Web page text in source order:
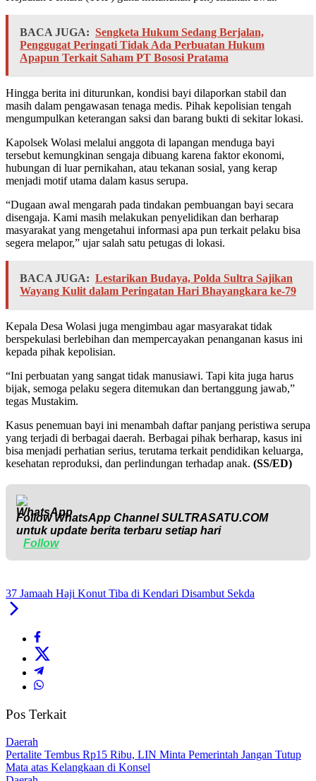
BACA JUGA: Sengketa Hukum Sedang Berjalan,
Penggugat Peringati Tidak Ada Perbuatan Hukum
Apapun Terkait Saham PT Bososi Pratama
Hingga berita ini diturunkan, kondisi bayi dilaporkan stabil dan
masih dalam pengawasan tenaga medis. Pihak kepolisian tengah
mengumpulkan keterangan saksi dan barang bukti di sekitar lokasi.
Kapolsek Wolasi melalui anggota di lapangan menduga bayi
tersebut kemungkinan sengaja dibuang karena faktor ekonomi,
hubungan di luar pernikahan, atau tekanan sosial, yang kerap
menjadi motif utama dalam kasus serupa.
“Dugaan awal mengarah pada tindakan pembuangan bayi secara
disengaja. Kami masih melakukan penyelidikan dan berharap
masyarakat yang mengetahui informasi apa pun terkait pelaku bisa
segera melapor,” ujar salah satu petugas di lokasi.
BACA JUGA: Lestarikan Budaya, Polda Sultra Sajikan
Wayang Kulit dalam Peringatan Hari Bhayangkara ke-79
Kepala Desa Wolasi juga mengimbau agar masyarakat tidak
berspekulasi berlebihan dan mempercayakan penanganan kasus ini
kepada pihak kepolisian.
“Ini perbuatan yang sangat tidak manusiawi. Tapi kita juga harus
bijak, semoga pelaku segera ditemukan dan bertanggung jawab,”
tegas Mustakim.
Kasus penemuan bayi ini menambah daftar panjang peristiwa serupa
yang terjadi di berbagai daerah. Berbagai pihak berharap, kasus ini
bisa menjadi perhatian serius, terutama terkait pendidikan keluarga,
kesehatan reproduksi, dan perlindungan terhadap anak. (SS/ED)
Follow WhatsApp ChannelSULTRASATU.COM
untuk update berita terbaru setiap hari
Follow
37 Jamaah Haji Konut Tiba di Kendari Disambut Sekda
Pos Terkait
Daerah
‎Pertalite Tembus Rp15 Ribu, LIN Minta Pemerintah Jangan Tutup
Mata atas Kelangkaan di Konsel